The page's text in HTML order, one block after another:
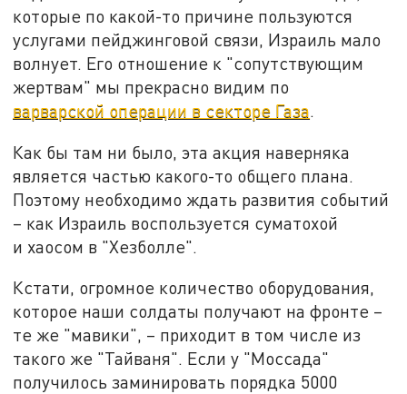
которые по какой-то причине пользуются
услугами пейджинговой связи, Израиль мало
волнует. Его отношение к "сопутствующим
жертвам" мы прекрасно видим по
варварской операции в секторе Газа.
Как бы там ни было, эта акция наверняка
является частью какого-то общего плана.
Поэтому необходимо ждать развития событий
– как Израиль воспользуется суматохой
и хаосом в "Хезболле".
Кстати, огромное количество оборудования,
которое наши солдаты получают на фронте –
те же "мавики", – приходит в том числе из
такого же "Тайваня". Если у "Моссада"
получилось заминировать порядка 5000